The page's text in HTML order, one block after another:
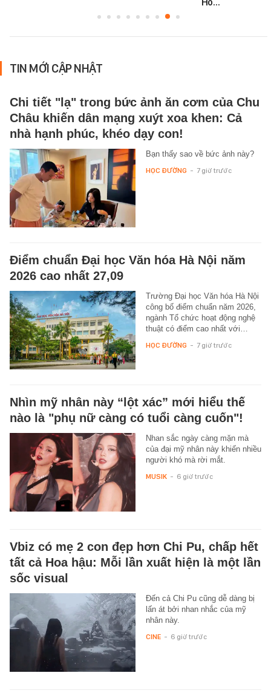
TIN MỚI CẬP NHẬT
Chi tiết "lạ" trong bức ảnh ăn cơm của Chu
Châu khiến dân mạng xuýt xoa khen: Cả
nhà hạnh phúc, khéo dạy con!
Bạn thấy sao về bức ảnh này?
HỌC ĐƯỜNG - 7 giờ trước
Điểm chuẩn Đại học Văn hóa Hà Nội năm
2026 cao nhất 27,09
Trường Đại học Văn hóa Hà Nội
công bố điểm chuẩn năm 2026,
ngành Tổ chức hoạt động nghệ
thuật có điểm cao nhất với…
HỌC ĐƯỜNG - 7 giờ trước
Nhìn mỹ nhân này “lột xác” mới hiểu thế
nào là "phụ nữ càng có tuổi càng cuốn"!
Nhan sắc ngày càng mặn mà
của đại mỹ nhân này khiến nhiều
người khó mà rời mắt.
MUSIK - 6 giờ trước
Vbiz có mẹ 2 con đẹp hơn Chi Pu, chấp hết
tất cả Hoa hậu: Mỗi lần xuất hiện là một lần
sốc visual
Đến cả Chi Pu cũng dễ dàng bị
lấn át bởi nhan nhắc của mỹ
nhân này.
CINE - 6 giờ trước